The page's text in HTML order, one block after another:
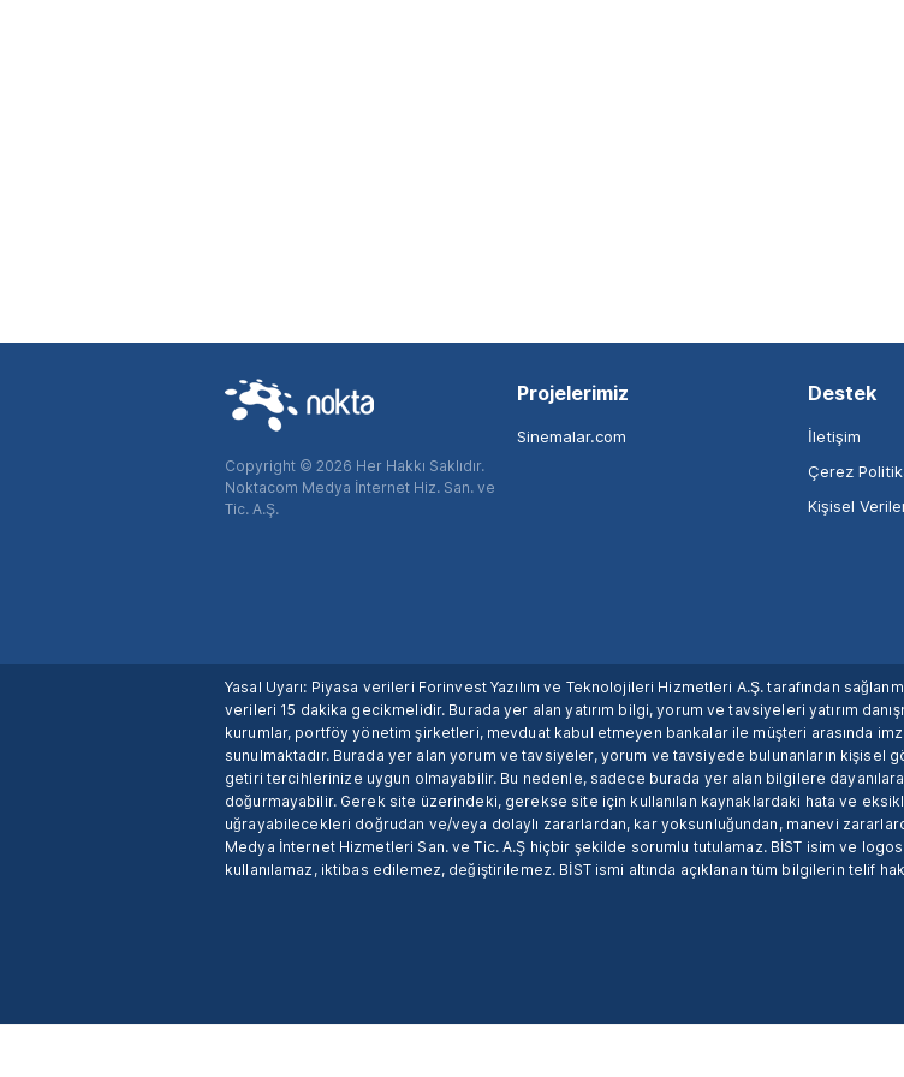
Copyright © 2026 Her Hakkı Saklıdır.
Noktacom Medya İnternet Hiz. San. ve
Tic. A.Ş.
Projelerimiz
Sinemalar.com
Destek
İletişim
Çerez
Kişisel
Yasal Uyarı: Piyasa verileri Forinvest Yazılım ve Teknolojileri Hizmetleri A.Ş. tarafından
verileri 15 dakika gecikmelidir. Burada yer alan yatırım bilgi, yorum ve tavsiyeleri yatırım
kurumlar, portföy yönetim şirketleri, mevduat kabul etmeyen bankalar ile müşteri arasında
sunulmaktadır. Burada yer alan yorum ve tavsiyeler, yorum ve tavsiyede bulunanların kişisel
getiri tercihlerinize uygun olmayabilir. Bu nedenle, sadece burada yer alan bilgilere
doğurmayabilir. Gerek site üzerindeki, gerekse site için kullanılan kaynaklardaki hata ve
uğrayabilecekleri doğrudan ve/veya dolaylı zararlardan, kar yoksunluğundan, manevi
Medya İnternet Hizmetleri San. ve Tic. A.Ş hiçbir şekilde sorumlu tutulamaz. BİST isim ve
kullanılamaz, iktibas edilemez, değiştirilemez. BİST ismi altında açıklanan tüm bilgilerin telif